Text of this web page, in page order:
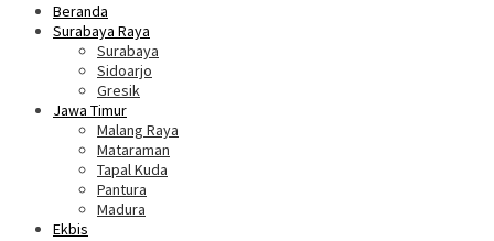
Beranda
Surabaya Raya
Surabaya
Sidoarjo
Gresik
Jawa Timur
Malang Raya
Mataraman
Tapal Kuda
Pantura
Madura
Ekbis